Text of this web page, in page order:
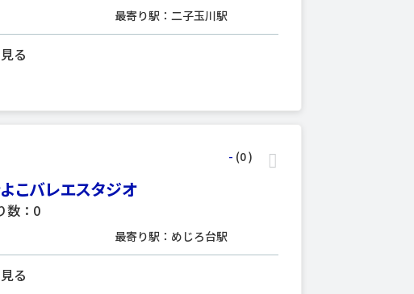
最寄り駅：二子玉川駅
る
こバレエスタジオ
数：0
最寄り駅：めじろ台駅
- (0)
る